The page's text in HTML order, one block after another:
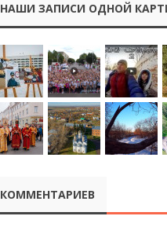
НАШИ ЗАПИСИ ОДНОЙ
КОММЕНТАРИЕВ